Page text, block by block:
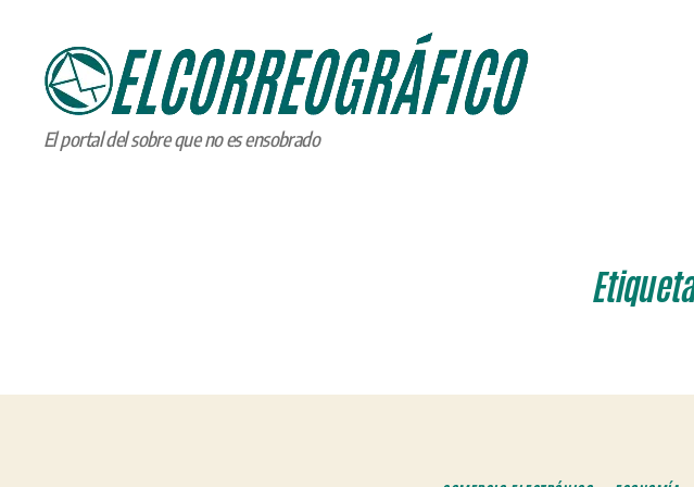
ELCORREOGRÁFICO
El portal del sobre que no es ensobrado